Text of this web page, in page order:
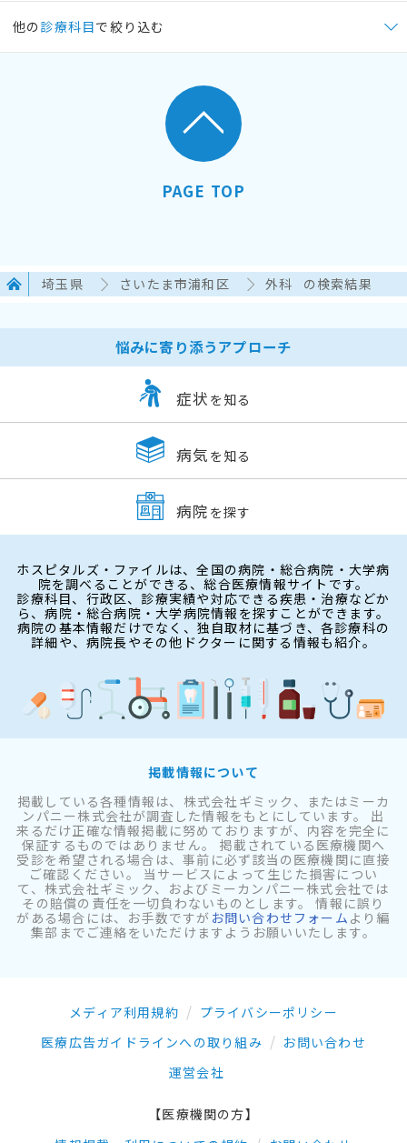
他の 診療科目で絞り込む
PAGE TOP
埼玉県 さいたま市浦和区 外科 の検索結果
悩みに寄り添うアプローチ
症状 を知る
病気 を知る
病院 を探す
ホスピタルズ・ファイルは、全国の病院・総合病院・大学病
院を調べることができる、総合医療情報サイトです。
診療科目、行政区、診療実績や対応できる疾患・治療などか
ら、病院・総合病院・大学病院情報を探すことができます。
病院の基本情報だけでなく、独自取材に基づき、各診療科の
詳細や、病院長やその他ドクターに関する情報も紹介。
掲載情報について
掲載している各種情報は、株式会社ギミック、またはミーカ
ンパニー株式会社が調査した情報をもとにしています。 出
来るだけ正確な情報掲載に努めておりますが、内容を完全に
保証するものではありません。 掲載されている医療機関へ
受診を希望される場合は、事前に必ず該当の医療機関に直接
ご確認ください。 当サービスによって生じた損害につい
て、株式会社ギミック、およびミーカンパニー株式会社では
その賠償の責任を一切負わないものとします。 情報に誤り
がある場合には、お手数ですが お問い合わせフォーム より編
集部までご連絡をいただけますようお願いいたします。
メディア利用規約
プライバシーポリシー
医療広告ガイドラインへの取り組み
お問い合わせ
運営会社
【医療機関の方】